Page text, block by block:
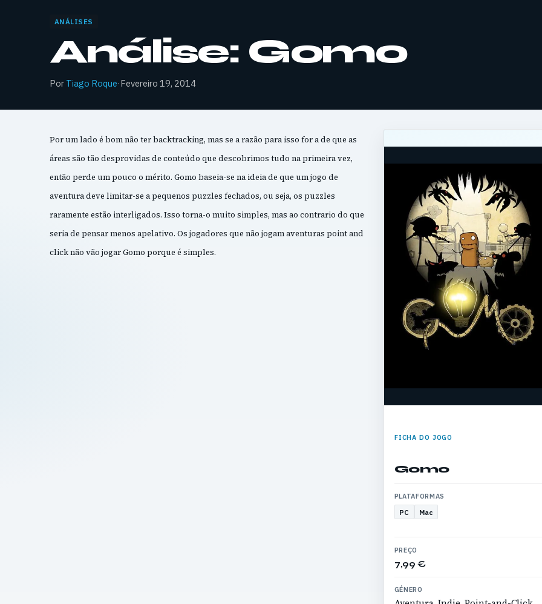
ANÁLISES
Análise: Gomo
Por Tiago Roque·Fevereiro 19, 2014
FICHA DO JOGO
Gomo
PLATAFORMAS
PC Mac
PREÇO
7,99 €
GÉNERO
Por um lado é bom não ter backtracking, mas se a razão para isso for a de que as
áreas são tão desprovidas de conteúdo que descobrimos tudo na primeira vez,
então perde um pouco o mérito. Gomo baseia-se na ideia de que um jogo de
aventura deve limitar-se a pequenos puzzles fechados, ou seja, os puzzles
raramente estão interligados. Isso torna-o muito simples, mas ao contrario do que
seria de pensar menos apelativo. Os jogadores que não jogam aventuras point and
click não vão jogar Gomo porque é simples.